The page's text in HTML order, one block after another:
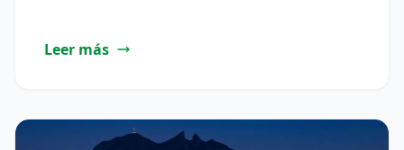
Leer más